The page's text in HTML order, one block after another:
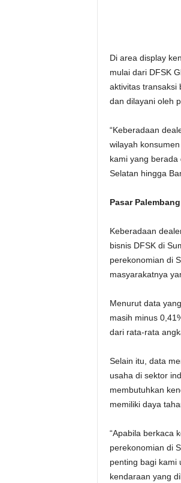
Di area display
mulai dari DFSK
aktivitas transaksi
dan dilayani oleh
“Keberadaan
wilayah
kami yang
Selatan hingga
Pasar
Keberadaan
bisnis DFSK di
perekonomian di
masyarakatnya
Menurut data
masih minus
dari rata-rata
Selain itu, data
usaha di sektor
membutuhkan
memiliki daya
“Apabila berkaca
perekonomian di
penting bagi kami
kendaraan yang